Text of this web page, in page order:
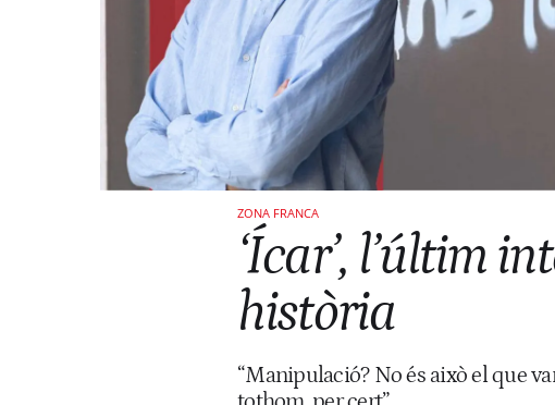
ZONA FRANCA
‘Ícar’, l’últim
història
“Manipulació? No és això el que